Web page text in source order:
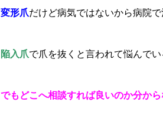
変形爪だけど病気ではないから病院で
陥入爪で爪を抜くと言われて悩んでい
もどこへ相談すれば良いのか分から